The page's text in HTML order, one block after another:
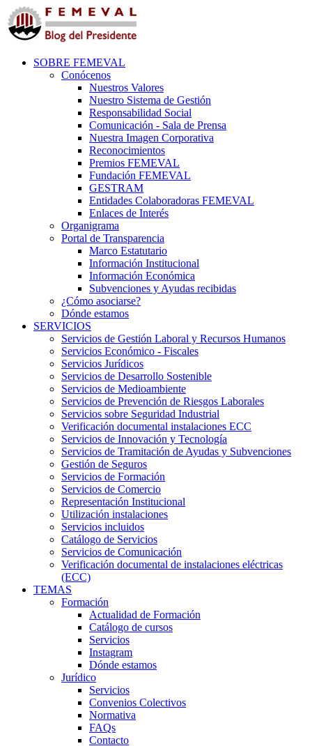
SOBRE FEMEVAL
Conócenos
Nuestros Valores
Nuestro Sistema de Gestión
Responsabilidad Social
Comunicación - Sala de Prensa
Nuestra Imagen Corporativa
Reconocimientos
Premios FEMEVAL
Fundación FEMEVAL
GESTRAM
Entidades Colaboradoras FEMEVAL
Enlaces de Interés
Organigrama
Portal de Transparencia
Marco Estatutario
Información Institucional
Información Económica
Subvenciones y Ayudas recibidas
¿Cómo asociarse?
Dónde estamos
SERVICIOS
Servicios de Gestión Laboral y Recursos Humanos
Servicios Económico - Fiscales
Servicios Jurídicos
Servicios de Desarrollo Sostenible
Servicios de Medioambiente
Servicios de Prevención de Riesgos Laborales
Servicios sobre Seguridad Industrial
Verificación documental instalaciones ECC
Servicios de Innovación y Tecnología
Servicios de Tramitación de Ayudas y Subvenciones
Gestión de Seguros
Servicios de Formación
Servicios de Comercio
Representación Institucional
Utilización instalaciones
Servicios incluidos
Catálogo de Servicios
Servicios de Comunicación
Verificación documental de instalaciones eléctricas
(ECC)
TEMAS
Formación
Actualidad de Formación
Catálogo de cursos
Servicios
Instagram
Dónde estamos
Jurídico
Servicios
Convenios Colectivos
Normativa
FAQs
Contacto